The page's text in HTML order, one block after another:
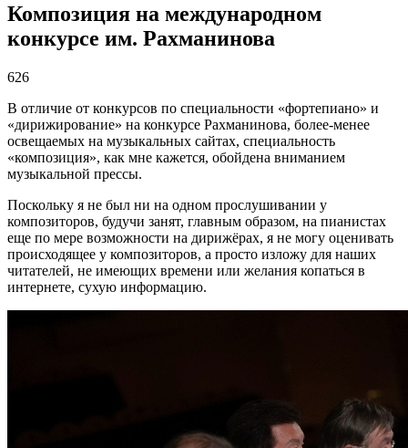
Композиция на международном
конкурсе им. Рахманинова
626
В отличие от конкурсов по специальности «фортепиано» и
«дирижирование» на конкурсе Рахманинова, более-менее
освещаемых на музыкальных сайтах, специальность
«композиция», как мне кажется, обойдена вниманием
музыкальной прессы.
Поскольку я не был ни на одном прослушивании у
композиторов, будучи занят, главным образом, на пианистах
еще по мере возможности на дирижёрах, я не могу оценивать
происходящее у композиторов, а просто изложу для наших
читателей, не имеющих времени или желания копаться в
интернете, сухую информацию.